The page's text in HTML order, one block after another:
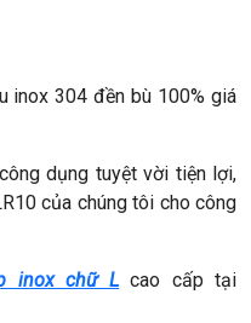
inox 304 đền bù 100% giá
dụng tuyệt vời tiện lợi,
của chúng tôi cho công
inox chữ L cao cấp tại